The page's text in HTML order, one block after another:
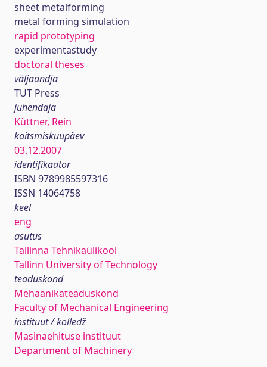
sheet metalforming
metal forming simulation
rapid prototyping
experimentastudy
doctoral theses
väljaandja
TUT Press
juhendaja
Küttner, Rein
kaitsmiskuupäev
03.12.2007
identifikaator
ISBN 9789985597316
ISSN 14064758
keel
eng
asutus
Tallinna Tehnikaülikool
Tallinn University of Technology
teaduskond
Mehaanikateaduskond
Faculty of Mechanical Engineering
instituut / kolledž
Masinaehituse instituut
Department of Machinery